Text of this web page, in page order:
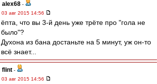
alex68 -
03 авг 2015 14:56
ёпта, что вы 3-й день уже трёте про "гола не
было"?
Духона из бана достаньте на 5 минут, уж он-то
всё знает...
flint -
03 авг 2015 14:56